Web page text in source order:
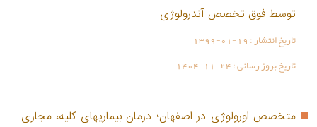
توسط فوق تخصص آندرولوژی
تاریخ انتشار :1399-01-19
تاریخ بروز رسانی :1404-11-24
متخصص اورولوژی در اصفهان؛ درمان بیماریهای کلیه، مجاری